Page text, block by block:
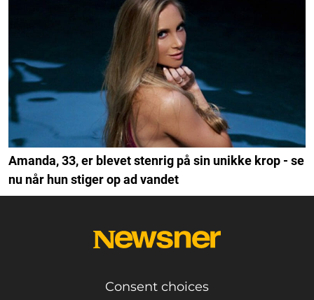
Amanda, 33, er blevet stenrig på sin unikke krop - se
nu når hun stiger op ad vandet
Consent choices